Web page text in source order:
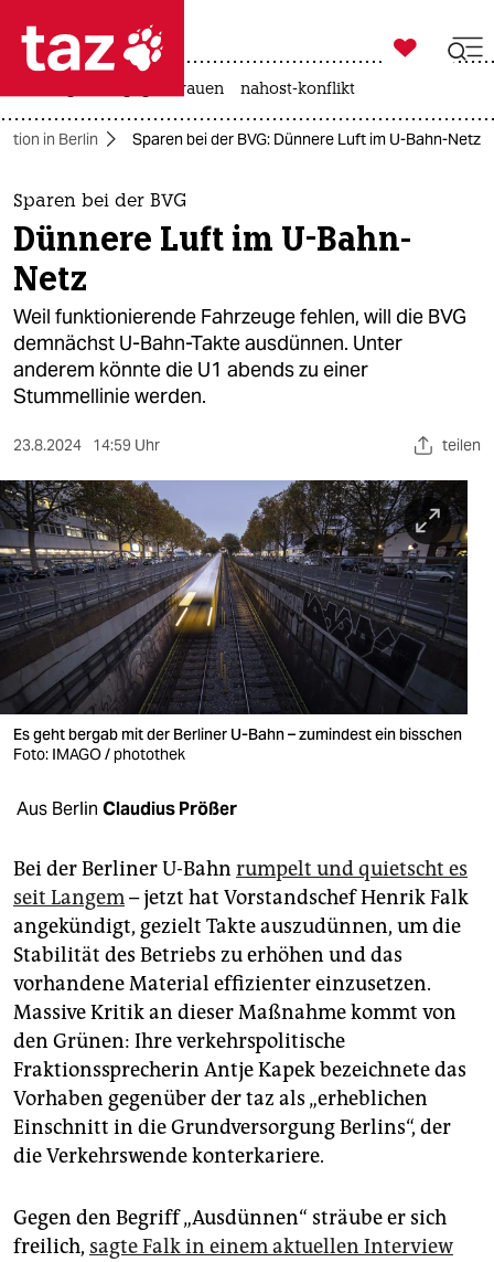
 taz zahl ich
taz zahl ich
themen
politik
öko
gesellschaft
kultur
sport
berlin
nord
wahrheit
verlag
verlag
veranstaltungen
fragen & hilfe
unterstützen
abo
genossenschaft
epaper login

taz zahl ich
gewalt gegen frauen nahost-konflikt
in Berlin Sparen bei der BVG: Dünnere Luft im U-Bahn-Netz
Sparen bei der BVG
Dünnere Luft im U-Bahn-
Netz
Weil funktionierende Fahrzeuge fehlen, will die BVG
demnächst U-Bahn-Takte ausdünnen. Unter
anderem könnte die U1 abends zu einer
Stummellinie werden.
23.8.2024 14:59 Uhr teilen
Es geht bergab mit der Berliner U-Bahn – zumindest ein bisschen
Foto: IMAGO / photothek
Aus Berlin Claudius Prößer
Bei der Berliner U-Bahn rumpelt und quietscht es
seit Langem– jetzt hat Vorstandschef Henrik Falk
angekündigt, gezielt Takte auszudünnen, um die
Stabilität des Betriebs zu erhöhen und das
vorhandene Material effizienter einzusetzen.
Massive Kritik an dieser Maßnahme kommt von
den Grünen: Ihre verkehrspolitische
Fraktionssprecherin Antje Kapek bezeichnete das
Vorhaben gegenüber der taz als „erheblichen
Einschnitt in die Grundversorgung Berlins“, der
die Verkehrswende konterkariere.
Gegen den Begriff „Ausdünnen“ sträube er sich
freilich, sagte Falk in einem aktuellen Interview